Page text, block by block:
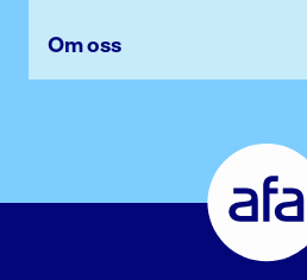
Om oss
Försäkring
Gå
till
startsidan